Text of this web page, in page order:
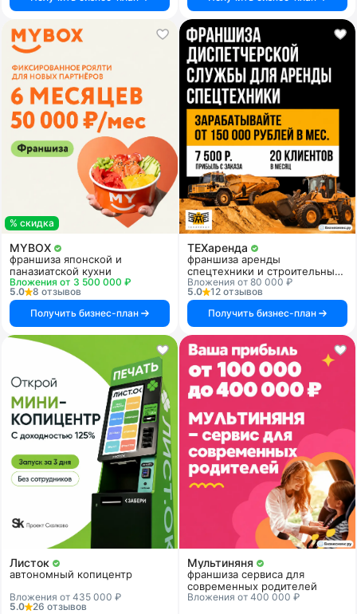
% скидка
MYBOX
франшиза японской и
паназиатской кухни
Вложения от 3 500 000 ₽
5.0
8 отзывов
Получить бизнес-план
ТЕХаренда
франшиза аренды
спецтехники и строительных
услуг
Вложения от 80 000 ₽
5.0
12 отзывов
Получить бизнес-план
Листок
автономный копицентр
Вложения от 435 000 ₽
5.0
26 отзывов
Мультиняня
франшиза сервиса для
современных родителей
Вложения от 400 000 ₽